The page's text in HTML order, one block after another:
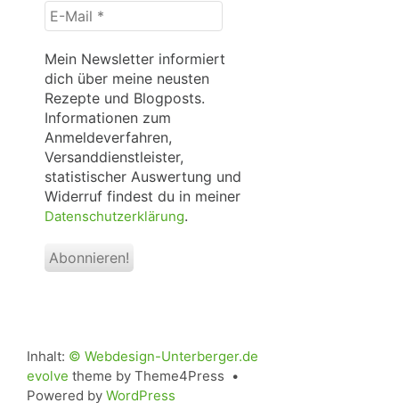
E-
Mail
*
Mein Newsletter informiert
dich über meine neusten
Rezepte und Blogposts.
Informationen zum
Anmeldeverfahren,
Versanddienstleister,
statistischer Auswertung und
Widerruf findest du in meiner
Datenschutzerklärung.
Inhalt: © Webdesign-Unterberger.de
evolve theme by Theme4Press •
Powered by WordPress